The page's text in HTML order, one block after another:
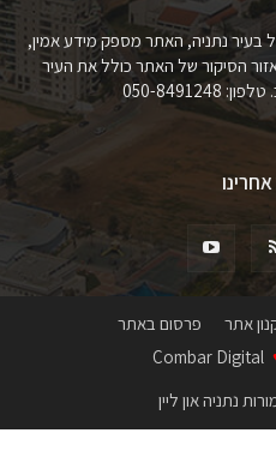
בעיר נתניה, האתר מספק מידע אמין,
אזור הסיקור של האתר כולל את העיר
8491248
אתר
פרסום באתר
נתניה און ליין